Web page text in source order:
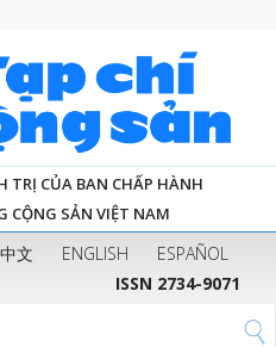
TRỊ CỦA BAN CHẤP HÀNH
CỘNG SẢN VIỆT NAM
中文 ENGLISH
ESPAÑOL
ISSN 2734-9071